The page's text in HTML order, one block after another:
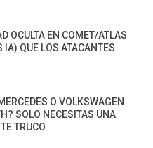
OCULTA EN COMET/ATLAS
IA) QUE LOS ATACANTES
O VOLKSWAGEN
SOLO NECESITAS UNA
TRUCO